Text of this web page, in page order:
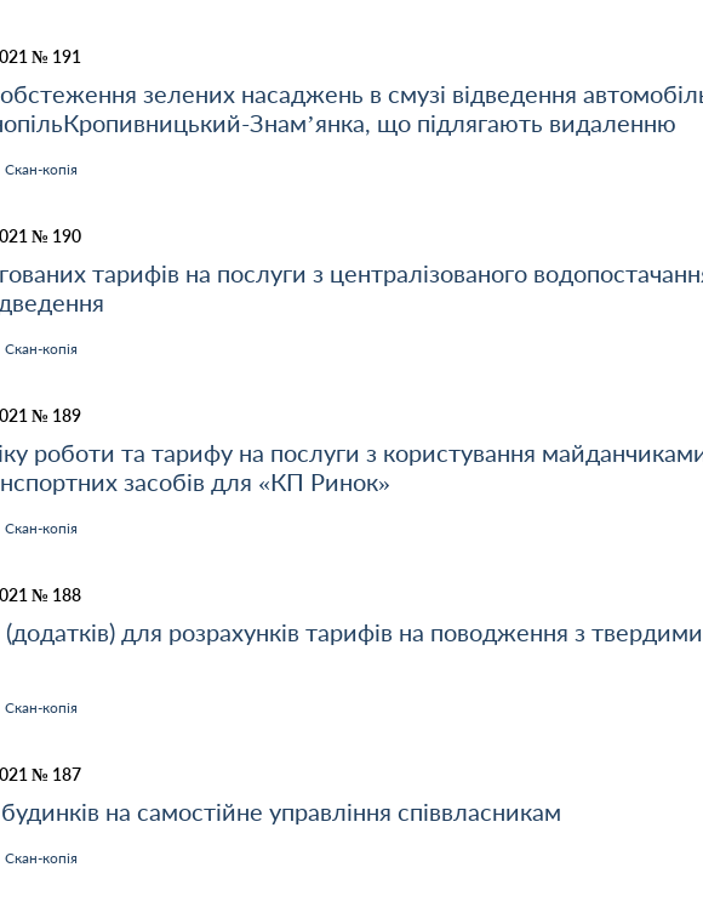
№ 191
зелених насаджень в смузі відведення
Знам’янка, що підлягають видаленню
Скан-копія
№ 190
тарифів на послуги з централізованого
Скан-копія
№ 189
роботи та тарифу на послуги з користування
засобів для «КП Ринок»
Скан-копія
№ 188
для розрахунків тарифів на поводження з твердими
Скан-копія
№ 187
на самостійне управління співвласникам
Скан-копія